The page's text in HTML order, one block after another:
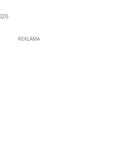
REKLAMA